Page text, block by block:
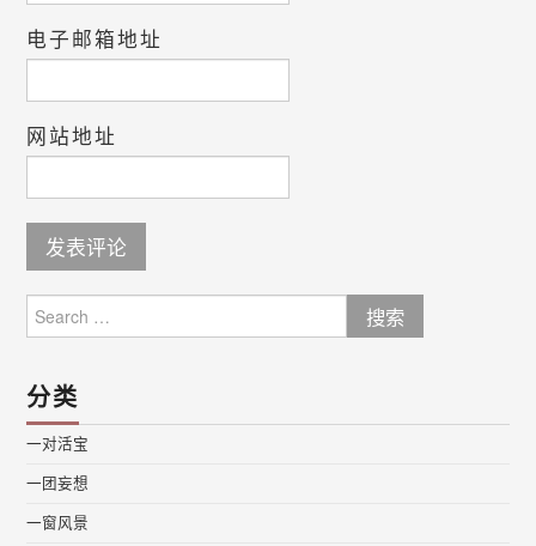
电子邮箱地址
网站地址
for:
分类
一对活宝
一团妄想
一窗风景